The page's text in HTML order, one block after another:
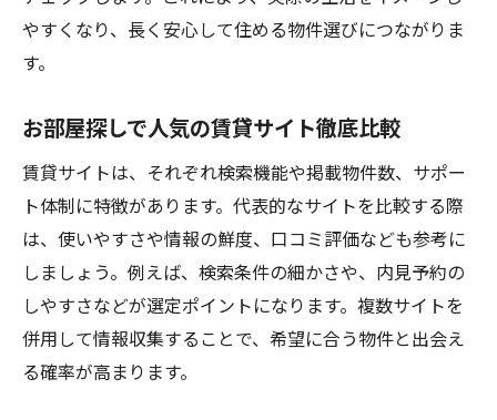
やすくなり、長く安心して住める物件選びにつながりま
す。
お部屋探しで人気の賃貸サイト徹底比較
賃貸サイトは、それぞれ検索機能や掲載物件数、サポー
ト体制に特徴があります。代表的なサイトを比較する際
は、使いやすさや情報の鮮度、口コミ評価なども参考に
しましょう。例えば、検索条件の細かさや、内見予約の
しやすさなどが選定ポイントになります。複数サイトを
併用して情報収集することで、希望に合う物件と出会え
る確率が高まります。